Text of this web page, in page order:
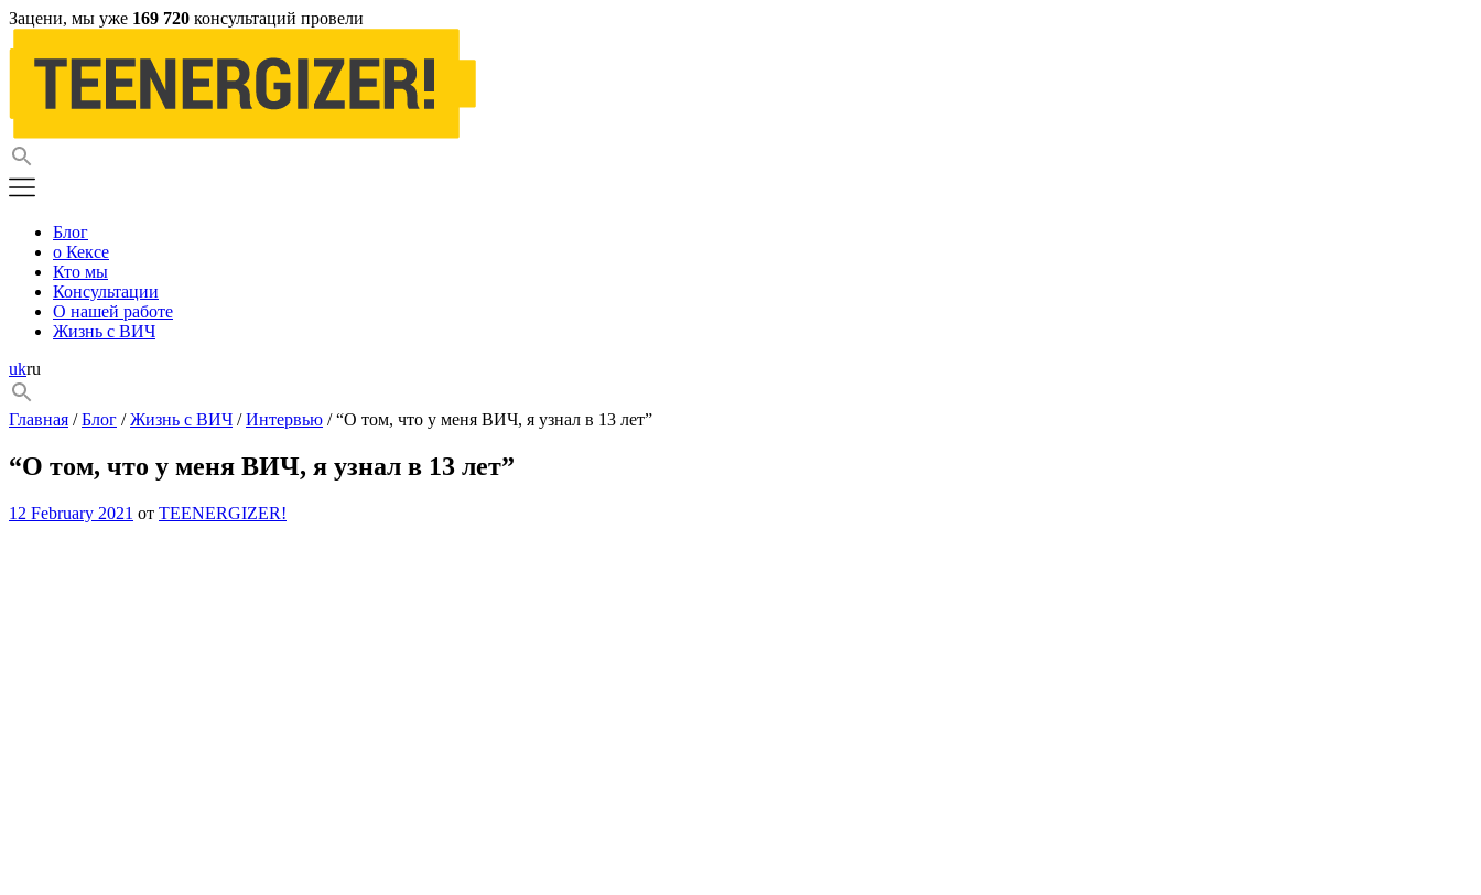
Зацени, мы уже 169 720 консультаций провели
Блог
о Кексе
Кто мы
Консультации
О нашей работе
Жизнь с ВИЧ
ukru
Главная /Блог /Жизнь с ВИЧ /Интервью / “О том, что у меня ВИЧ, я узнал в 13 лет”
“О том, что у меня ВИЧ, я узнал в 13 лет”
12 February 2021 от TEENERGIZER!